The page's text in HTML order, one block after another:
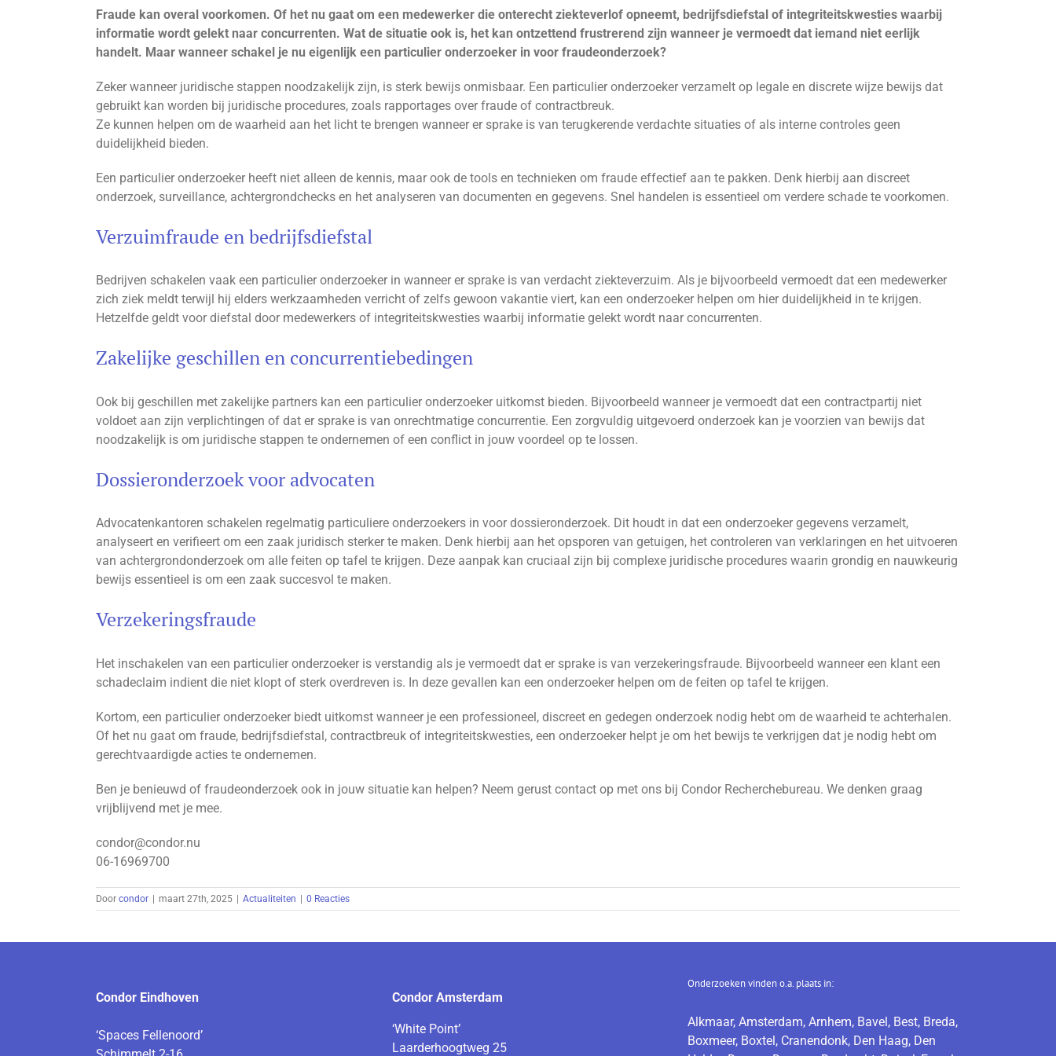
afbeelding
Fraude kan overal voorkomen. Of het nu gaat om een medewerker die onterecht ziekteverlof opneemt, bedrijfsdiefstal of integriteitskwesties waarbij
informatie wordt gelekt naar concurrenten. Wat de situatie ook is, het kan ontzettend frustrerend zijn wanneer je vermoedt dat iemand niet eerlijk
handelt. Maar wanneer schakel je nu eigenlijk een particulier onderzoeker in voor fraudeonderzoek?
Zeker wanneer juridische stappen noodzakelijk zijn, is sterk bewijs onmisbaar. Een particulier onderzoeker verzamelt op legale en discrete wijze bewijs dat
gebruikt kan worden bij juridische procedures, zoals rapportages over fraude of contractbreuk.
Ze kunnen helpen om de waarheid aan het licht te brengen wanneer er sprake is van terugkerende verdachte situaties of als interne controles geen
duidelijkheid bieden.
Een particulier onderzoeker heeft niet alleen de kennis, maar ook de tools en technieken om fraude effectief aan te pakken. Denk hierbij aan discreet
onderzoek, surveillance, achtergrondchecks en het analyseren van documenten en gegevens. Snel handelen is essentieel om verdere schade te voorkomen.
Verzuimfraude en bedrijfsdiefstal
Bedrijven schakelen vaak een particulier onderzoeker in wanneer er sprake is van verdacht ziekteverzuim. Als je bijvoorbeeld vermoedt dat een medewerker
zich ziek meldt terwijl hij elders werkzaamheden verricht of zelfs gewoon vakantie viert, kan een onderzoeker helpen om hier duidelijkheid in te krijgen.
Hetzelfde geldt voor diefstal door medewerkers of integriteitskwesties waarbij informatie gelekt wordt naar concurrenten.
Zakelijke geschillen en concurrentiebedingen
Ook bij geschillen met zakelijke partners kan een particulier onderzoeker uitkomst bieden. Bijvoorbeeld wanneer je vermoedt dat een contractpartij niet
voldoet aan zijn verplichtingen of dat er sprake is van onrechtmatige concurrentie. Een zorgvuldig uitgevoerd onderzoek kan je voorzien van bewijs dat
noodzakelijk is om juridische stappen te ondernemen of een conflict in jouw voordeel op te lossen.
Dossieronderzoek voor advocaten
Advocatenkantoren schakelen regelmatig particuliere onderzoekers in voor dossieronderzoek. Dit houdt in dat een onderzoeker gegevens verzamelt,
analyseert en verifieert om een zaak juridisch sterker te maken. Denk hierbij aan het opsporen van getuigen, het controleren van verklaringen en het uitvoeren
van achtergrondonderzoek om alle feiten op tafel te krijgen. Deze aanpak kan cruciaal zijn bij complexe juridische procedures waarin grondig en nauwkeurig
bewijs essentieel is om een zaak succesvol te maken.
Verzekeringsfraude
Het inschakelen van een particulier onderzoeker is verstandig als je vermoedt dat er sprake is van verzekeringsfraude. Bijvoorbeeld wanneer een klant een
schadeclaim indient die niet klopt of sterk overdreven is. In deze gevallen kan een onderzoeker helpen om de feiten op tafel te krijgen.
Kortom, een particulier onderzoeker biedt uitkomst wanneer je een professioneel, discreet en gedegen onderzoek nodig hebt om de waarheid te achterhalen.
Of het nu gaat om fraude, bedrijfsdiefstal, contractbreuk of integriteitskwesties, een onderzoeker helpt je om het bewijs te verkrijgen dat je nodig hebt om
gerechtvaardigde acties te ondernemen.
Ben je benieuwd of fraudeonderzoek ook in jouw situatie kan helpen? Neem gerust contact op met ons bij Condor Recherchebureau. We denken graag
vrijblijvend met je mee.
condor@condor.nu
06-16969700
Door condor | maart 27th, 2025 | Actualiteiten | 0 Reacties
Condor Eindhoven
‘Spaces Fellenoord’
Condor Amsterdam
‘White Point’
Laarderhoogtweg 25
Onderzoeken vinden o.a. plaats in:
Alkmaar, Amsterdam, Arnhem, Bavel, Best, Breda,
Boxmeer, Boxtel, Cranendonk, Den Haag, Den